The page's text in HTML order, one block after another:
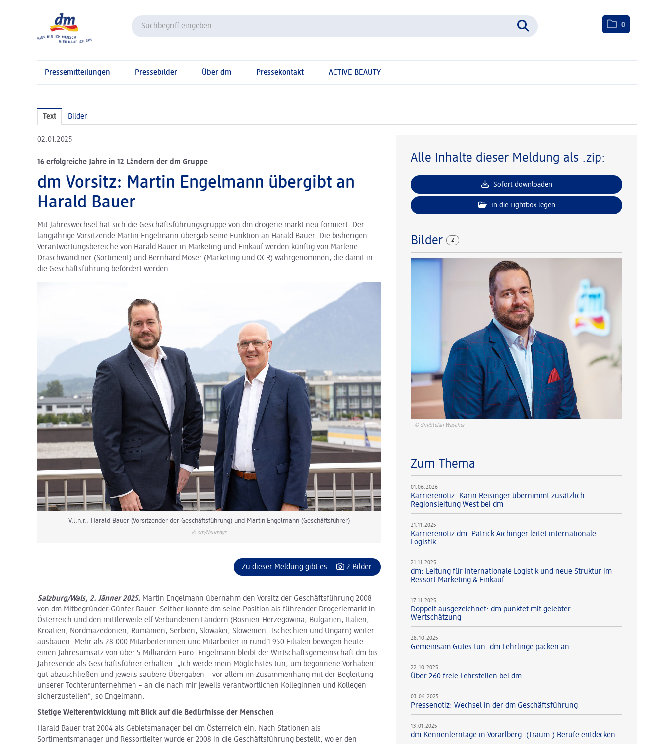
0
Pressemitteilungen Pressebilder Über dm Pressekontakt ACTIVE BEAUTY
Text Bilder
02.01.2025
16 erfolgreiche Jahre in 12 Ländern der dm Gruppe
dm Vorsitz: Martin Engelmann übergibt an
Harald Bauer
Mit Jahreswechsel hat sich die Geschäftsführungsgruppe von dm drogerie markt neu formiert: Der
langjährige Vorsitzende Martin Engelmann übergab seine Funktion an Harald Bauer. Die bisherigen
Verantwortungsbereiche von Harald Bauer in Marketing und Einkauf werden künftig von Marlene
Draschwandtner (Sortiment) und Bernhard Moser (Marketing und OCR) wahrgenommen, die damit in
die Geschäftsführung befördert werden.
V.l.n.r.: Harald Bauer (Vorsitzender der Geschäftsführung) und Martin Engelmann (Geschäftsführer)
© dm/Neumayr
Zu dieser Meldung gibt es: 2 Bilder
Salzburg/Wals, 2. Jänner 2025. Martin Engelmann übernahm den Vorsitz der Geschäftsführung 2008
von dm Mitbegründer Günter Bauer. Seither konnte dm seine Position als führender Drogeriemarkt in
Österreich und den mittlerweile elf Verbundenen Ländern (Bosnien-Herzegowina, Bulgarien, Italien,
Kroatien, Nordmazedonien, Rumänien, Serbien, Slowakei, Slowenien, Tschechien und Ungarn) weiter
ausbauen. Mehr als 28.000 Mitarbeiterinnen und Mitarbeiter in rund 1.950 Filialen bewegen heute
einen Jahresumsatz von über 5 Milliarden Euro. Engelmann bleibt der Wirtschaftsgemeinschaft dm bis
Jahresende als Geschäftsführer erhalten: „Ich werde mein Möglichstes tun, um begonnene Vorhaben
gut abzuschließen und jeweils saubere Übergaben – vor allem im Zusammenhang mit der Begleitung
unserer Tochterunternehmen – an die nach mir jeweils verantwortlichen Kolleginnen und Kollegen
sicherzustellen“, so Engelmann.
Stetige Weiterentwicklung mit Blick auf die Bedürfnisse der Menschen
Harald Bauer trat 2004 als Gebietsmanager bei dm Österreich ein. Nach Stationen als
Sortimentsmanager und Ressortleiter wurde er 2008 in die Geschäftsführung bestellt, wo er den
Alle Inhalte dieser Meldung als .zip:
Sofort downloaden
In die Lightbox legen
Bilder 2
© dm/Stefan Wascher
Zum Thema
01.06.2026
Karrierenotiz: Karin Reisinger übernimmt zusätzlich
Regionsleitung West bei dm
21.11.2025
Karrierenotiz dm: Patrick Aichinger leitet internationale
Logistik
21.11.2025
dm: Leitung für internationale Logistik und neue Struktur im
Ressort Marketing & Einkauf
17.11.2025
Doppelt ausgezeichnet: dm punktet mit gelebter
Wertschätzung
28.10.2025
Gemeinsam Gutes tun: dm Lehrlinge packen an
22.10.2025
Über 260 freie Lehrstellen bei dm
03.04.2025
Pressenotiz: Wechsel in der dm Geschäftsführung
13.01.2025
dm Kennenlerntage in Vorarlberg: (Traum-) Berufe entdecken